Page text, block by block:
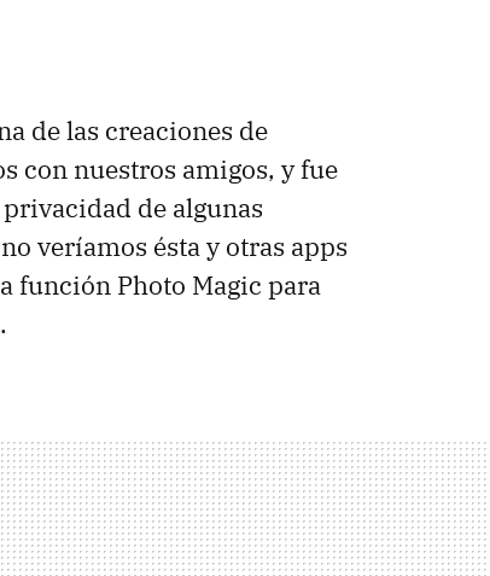
de las creaciones de
con nuestros amigos, y fue
de algunas
veríamos ésta y otras apps
función Photo Magic para
.